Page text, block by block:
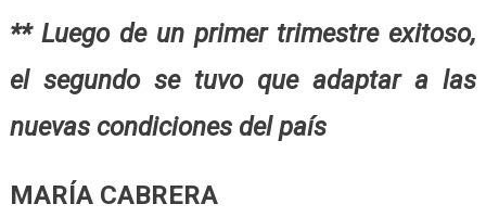
** Luego de un primer trimestre exitoso,
el segundo se tuvo que adaptar a las
nuevas condiciones del país
MARÍA CABRERA